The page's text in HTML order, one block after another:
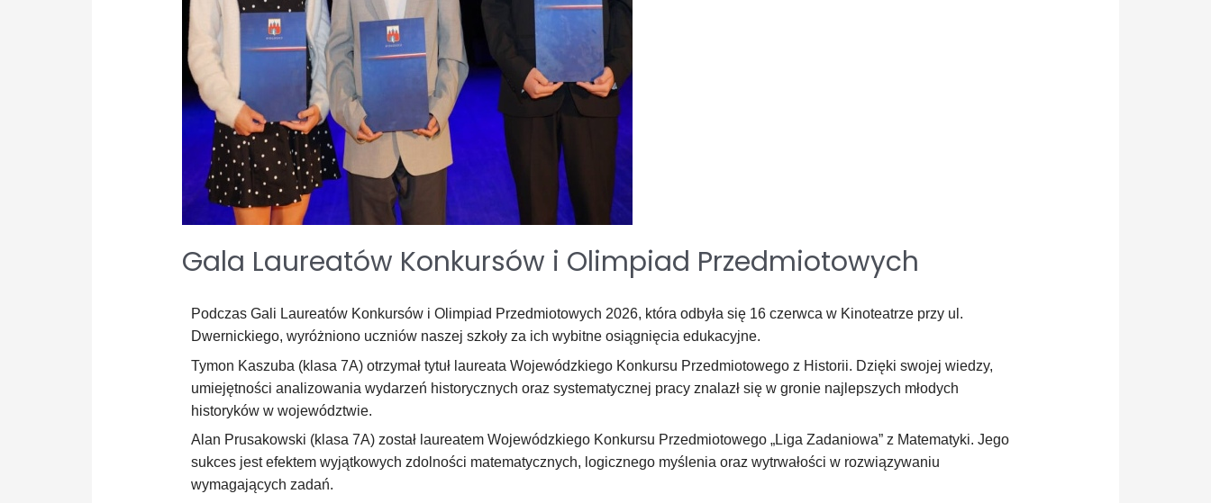
Gala Laureatów Konkursów i Olimpiad Przedmiotowych
Podczas Gali Laureatów Konkursów i Olimpiad Przedmiotowych 2026, która odbyła się 16 czerwca w Kinoteatrze przy ul.
Dwernickiego, wyróżniono uczniów naszej szkoły za ich wybitne osiągnięcia edukacyjne.
Tymon Kaszuba (klasa 7A) otrzymał tytuł laureata Wojewódzkiego Konkursu Przedmiotowego z Historii. Dzięki swojej wiedzy,
umiejętności analizowania wydarzeń historycznych oraz systematycznej pracy znalazł się w gronie najlepszych młodych
historyków w województwie.
Alan Prusakowski (klasa 7A) został laureatem Wojewódzkiego Konkursu Przedmiotowego „Liga Zadaniowa” z Matematyki. Jego
sukces jest efektem wyjątkowych zdolności matematycznych, logicznego myślenia oraz wytrwałości w rozwiązywaniu
wymagających zadań.